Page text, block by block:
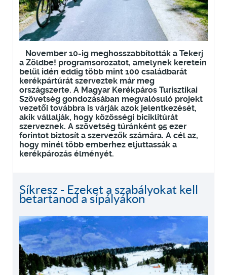
November 10-ig meghosszabbították a Tekerj
a Zöldbe! programsorozatot, amelynek keretein
belül idén eddig több mint 100 családbarát
kerékpártúrát szerveztek már meg
országszerte. A Magyar Kerékpáros Turisztikai
Szövetség gondozásában megvalósuló projekt
vezetői továbbra is várják azok jelentkezését,
akik vállalják, hogy közösségi biciklitúrát
szerveznek. A szövetség túránként 95 ezer
forintot biztosít a szervezők számára. A cél az,
hogy minél több emberhez eljuttassák a
kerékpározás élményét.
Síkresz - Ezeket a szabályokat kell
betartanod a sípályákon